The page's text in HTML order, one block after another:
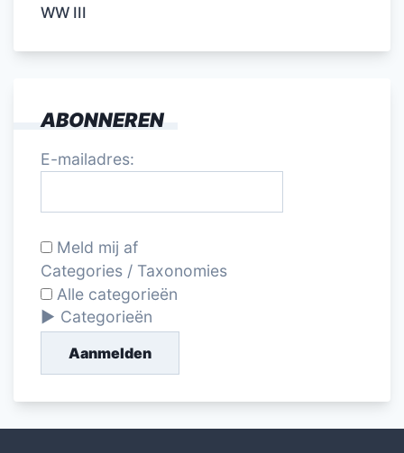
WW III
ABONNEREN
E-mailadres:
Meld mij af
Categories / Taxonomies
Alle categorieën
Categorieën
Aanmelden